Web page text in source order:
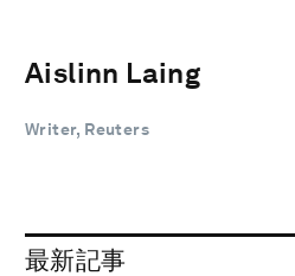
Aislinn Laing
Writer, Reuters
最新記事